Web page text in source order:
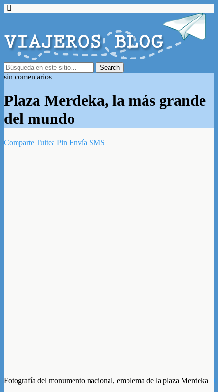
sin comentarios
Plaza Merdeka, la más grande
del mundo
Comparte Tuitea Pin Envía SMS
Fotografía del monumento nacional, emblema de la plaza Merdeka |